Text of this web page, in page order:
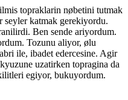
topraklarin nøbetini tutmak
katmak gerekiyordu.
Ben sende ariyordum.
Tozunu aliyor, ølu
ile, ibadet edercesine. Agir
uzatirken topragina da
egiyor, bukuyordum.